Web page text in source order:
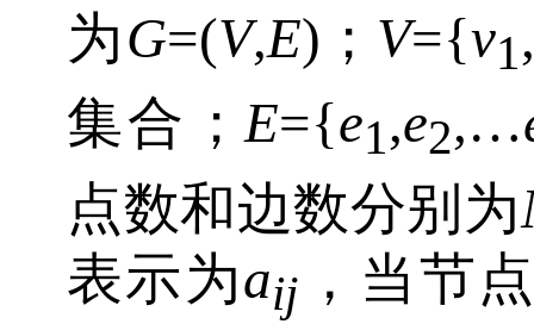
为G=(V,E)； V={v1
集合； E={e1,e2,…
点数和边数分别为
表示为aij ，当节